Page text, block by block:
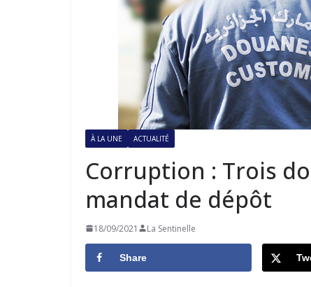
À LA UNE ACTUALITÉ
Corruption : Trois
mandat de dépôt
18/09/2021 La Sentinelle
Share